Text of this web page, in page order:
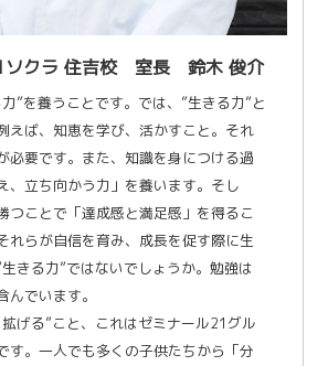
ソクラ 住吉校 室長 鈴木 俊介
”を養うことです。では、”生きる力”と
えば、知恵を学び、活かすこと。それ
必要です。また、知識を身につける過
、立ち向かう力」を養います。そし
つことで「達成感と満足感」を得るこ
れらが自信を育み、成長を促す際に生
きる力”ではないでしょうか。勉強は
んでいます。
げる”こと、これはゼミナール21グル
す。一人でも多くの子供たちから「分